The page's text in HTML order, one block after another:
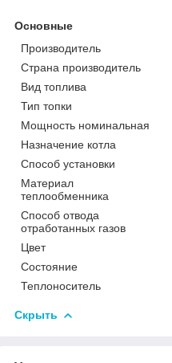
Основные
Производитель
Страна производитель
Вид топлива
Тип топки
Мощность номинальная
Назначение котла
Способ установки
Материал
теплообменника
Способ отвода
отработанных газов
Цвет
Состояние
Теплоноситель
Скрыть